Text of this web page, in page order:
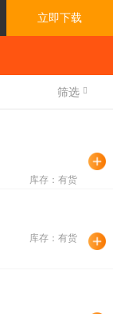
筛选
库存：有货
库存：有货
立即下载